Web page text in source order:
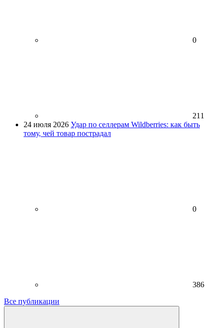
0
211
24 июля 2026 Удар по селлерам Wildberries: как быть
тому, чей товар пострадал
0
386
Все публикации